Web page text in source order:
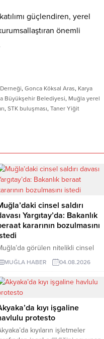
güçlendiren, yerel
önemli
, Gonca Köksal Aras, Karya
Büyükşehir Belediyesi, Muğla yerel
, STK buluşması, Taner Yiğit
cinsel saldırı
Yargıtay’da: Bakanlık
kararının bozulmasını
görülen nitelikli cinsel
davasında verilen beraat
kararı Yargıtay’a taşındı. Aile ve
Hizmetler Bakanlığı kararın
bozulmasını istedi.
MUĞLA HABER 04.08.2026
kıyı işgaline
protesto
kıyıların işletmeler